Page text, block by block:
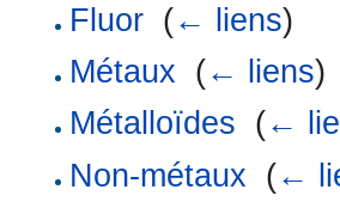
Fluor‎ (← liens)
Métaux (← liens)
Métalloïdes (←
Non-métaux (←